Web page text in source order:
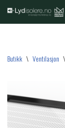
Hopp
Butikk \ Ventilasjon \